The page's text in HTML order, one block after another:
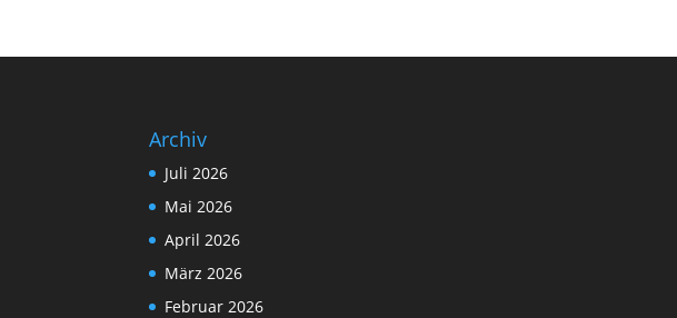
Archiv
Juli 2026
Mai 2026
April 2026
März 2026
Februar 2026